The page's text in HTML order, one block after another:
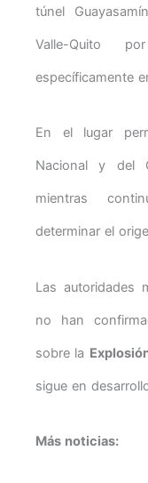
túnel
Valle-Quito
específicamente
En el lugar
Nacional y del
mientras
determinar el
Las autoridades
no han
sobre la
sigue en
Más noticias: